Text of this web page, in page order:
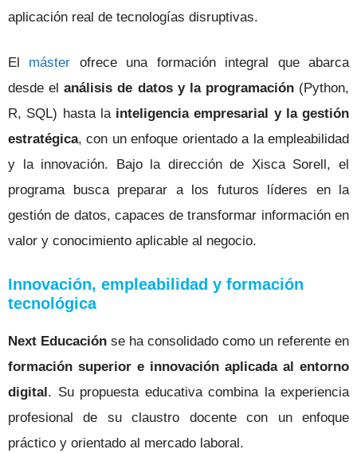
aplicación real de tecnologías disruptivas.
El máster ofrece una formación integral que abarca
desde elanálisis de datos y la programación(Python,
R, SQL) hasta la inteligencia empresarial y la gestión
estratégica, con un enfoque orientado a la empleabilidad
y la innovación. Bajo la dirección de Xisca Sorell, el
programa busca preparar a los futuros líderes en la
gestión de datos, capaces de transformar información en
valor y conocimiento aplicable al negocio.
Innovación, empleabilidad y formación
tecnológica
Next Educación se ha consolidado como un referente en
formación superior e innovación aplicada al entorno
digital. Su propuesta educativa combina la experiencia
profesional de su claustro docente con un enfoque
práctico y orientado al mercado laboral.